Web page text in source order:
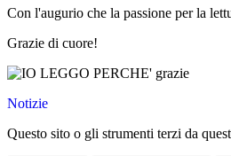
Con l'augurio che la passione per la
Grazie di cuore!
Notizie
Questo sito o gli strumenti terzi da